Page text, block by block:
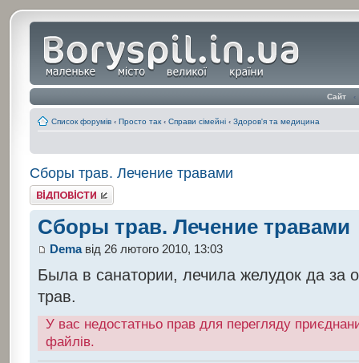
Сайт ‹
Список форумів ‹ Просто так ‹ Справи сімейні ‹ Здоров'я та медицина
Сборы трав. Лечение травами
Відповісти
Сборы трав. Лечение травами
Demaвід 26 лютого 2010, 13:03
Была в санатории, лечила желудок да за
трав.
У вас недостатньо прав для перегляду
файлів.